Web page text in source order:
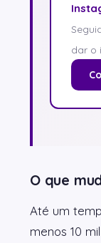
dar o
O que
Até um
menos 10